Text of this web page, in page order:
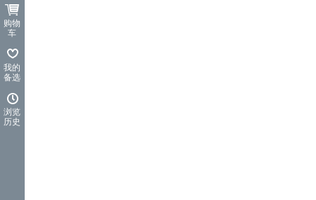
购物
车
我的
备选
浏览
历史